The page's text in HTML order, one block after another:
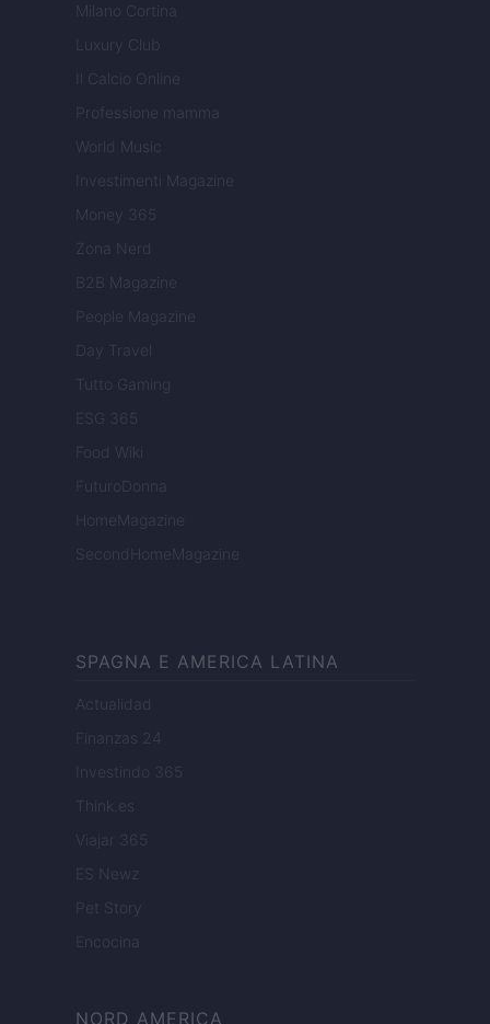
Milano Cortina
Luxury Club
Il Calcio Online
Professione mamma
World Music
Investimenti Magazine
Money 365
Zona Nerd
B2B Magazine
People Magazine
Day Travel
Tutto Gaming
ESG 365
Food Wiki
FuturoDonna
HomeMagazine
SecondHomeMagazine
SPAGNA E AMERICA LATINA
Actualidad
Finanzas 24
Investindo 365
Think.es
Viajar 365
ES Newz
Pet Story
Encocina
NORD AMERICA